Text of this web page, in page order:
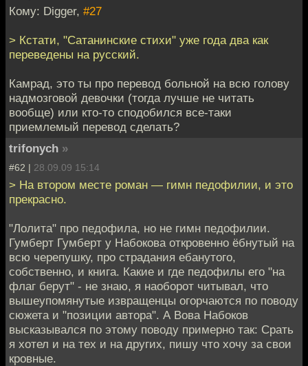
Кому: Digger, #27
> Кстати, "Сатанинские стихи" уже года два как
переведены на русский.
Камрад, это ты про перевод больной на всю голову
надмозговой девочки (тогда лучше не читать
вообще) или кто-то сподобился все-таки
приемлемый перевод сделать?
trifonych »
#62 | 28.09.09 15:14
> На втором месте роман — гимн педофилии, и это
прекрасно.
"Лолита" про педофила, но не гимн педофилии.
Гумберт Гумберт у Набокова откровенно ёбнутый на
всю черепушку, про страдания ебанутого,
собственно, и книга. Какие и где педофилы его "на
флаг берут" - не знаю, я наоборот читывал, что
вышеупомянутые извращенцы огорчаются по поводу
сюжета и "позиции автора". А Вова Набоков
высказывался по этому поводу примерно так: Срать
я хотел и на тех и на других, пишу что хочу за свои
кровные.